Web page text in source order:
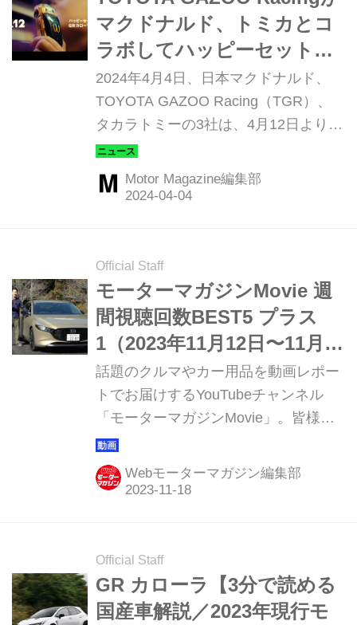
マクドナルド、トミカとコ
ラボしてハッピーセット特
別企画をスタート
2024年4月4日、日本マクドナルド、
TOYOTA GAZOO Racing（TGR）、
タカラトミーの3社は、4月12日よりマ
クドナルドハッピーセット「トミカ」
を販売するとともに、その登場を記念
して、4月4日から3社のコラボレーシ
が初登場してから10周年。この企画を
通じて、アニバーサリーイヤーを盛り
上げる。
Motor Magazine編集部
Official Staff
モーターマガジンMovie 週
間視聴回数BEST5 プラス
1（2023年11月12日〜11月18
日）
話題のクルマやカー用品を動画レポー
トでお届けするYouTubeチャンネル
「モーターマガジンMovie」。皆様か
らご好評いただき15周年を迎えまし
た。このコーナーでは直近1週間の視
聴ランキング ベスト5と、動画制作班
Webモーターマガジン編集部
Official Staff
GR カローラ【3分で読める
国産車解説／2023年現行モ